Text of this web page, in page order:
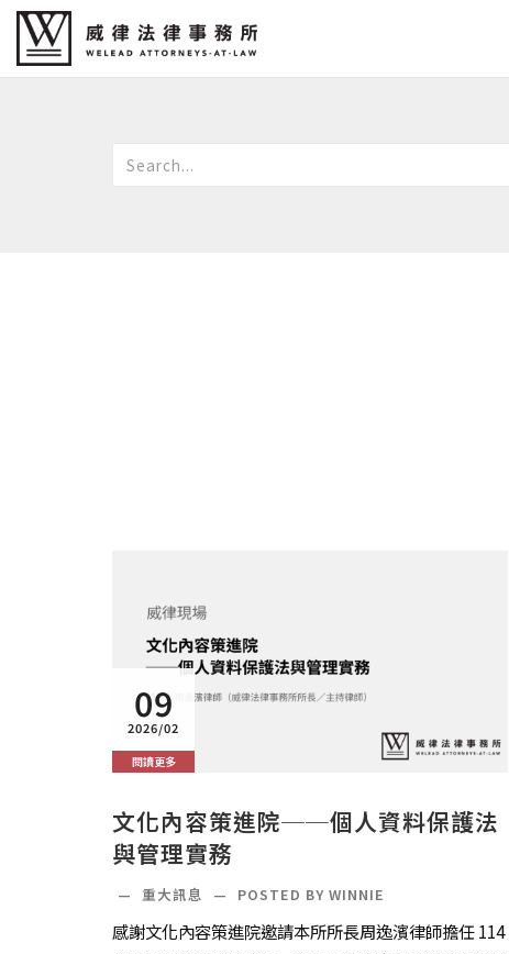
09
2026/02
閱讀更多
文化內容策進院──個人資料保護法
與管理實務
— 重大訊息 — POSTED BY WINNIE
感謝文化內容策進院邀請本所所長周逸濱律師擔任 114